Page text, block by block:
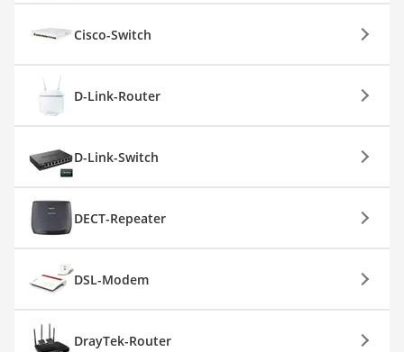
Cisco-Switch
D-Link-Router
D-Link-Switch
DECT-Repeater
DSL-Modem
DrayTek-Router